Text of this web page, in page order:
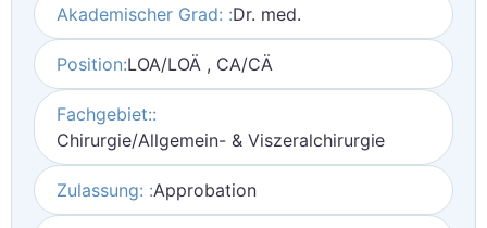
Akademischer Grad: :Dr. med.
Position:LOA/LOÄ , CA/CÄ
Fachgebiet::
Chirurgie/Allgemein- & Viszeralchirurgie
Zulassung: :Approbation